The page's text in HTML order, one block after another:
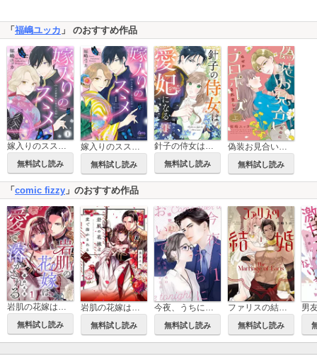
「福嶋ユッカ 」 のおすすめ作品
嫁入りのススメ～大正御曹司の強引な求婚～
無料試し読み
嫁入りのススメ【単行本版】
無料試し読み
針子の侍女は愛妃になる
無料試し読み
偽装お見合いなのになぜかプロポーズされました【単行本版】
無料試し読み
「 comic fizzy 」のおすすめ作品
岩肌の花嫁は愛で溶かされる
無料試し読み 無料試し読み 無料試し読み 無料試し読み